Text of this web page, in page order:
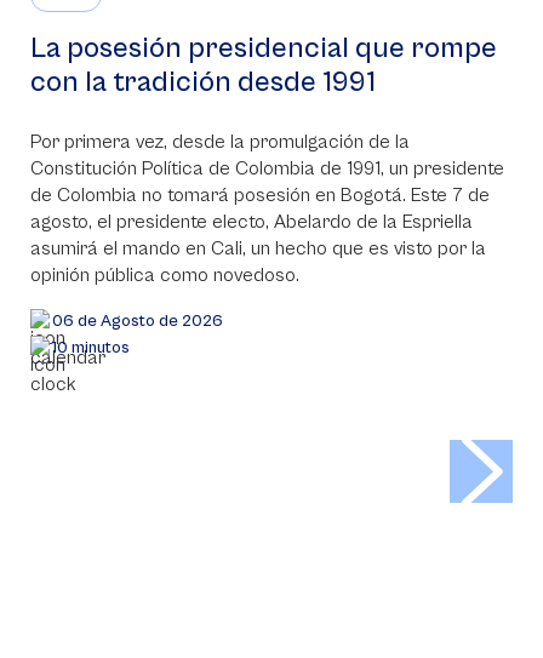
La posesión presidencial que rompe
con la tradición desde 1991
Por primera vez, desde la promulgación de la
Constitución Política de Colombia de 1991, un presidente
de Colombia no tomará posesión en Bogotá. Este 7 de
agosto, el presidente electo, Abelardo de la Espriella
asumirá el mando en Cali, un hecho que es visto por la
opinión pública como novedoso.
06 de Agosto de 2026
10 minutos